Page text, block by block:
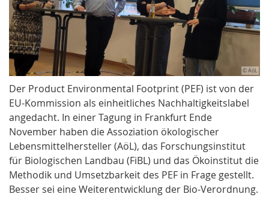
© AöL
Der Product Environmental Footprint (PEF) ist von der
EU-Kommission als einheitliches Nachhaltigkeitslabel
angedacht. In einer Tagung in Frankfurt Ende
November haben die Assoziation ökologischer
Lebensmittelhersteller (AöL), das Forschungsinstitut
für Biologischen Landbau (FiBL) und das Ökoinstitut die
Methodik und Umsetzbarkeit des PEF in Frage gestellt.
Besser sei eine Weiterentwicklung der Bio-Verordnung.